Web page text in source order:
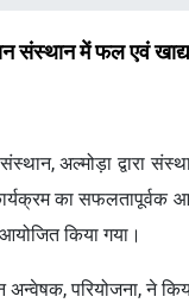
संस्थान में फल एवं
अल्मोड़ा द्वारा
का
किया गया।
परियोजना, ने